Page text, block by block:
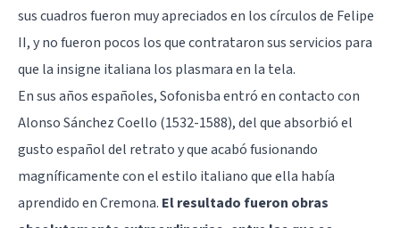
sus cuadros fueron muy apreciados en los círculos de Felipe
II, y no fueron pocos los que contrataron sus servicios para
que la insigne italiana los plasmara en la tela.
En sus años españoles, Sofonisba entró en contacto con
Alonso Sánchez Coello (1532-1588), del que absorbió el
gusto español del retrato y que acabó fusionando
magníficamente con el estilo italiano que ella había
aprendido en Cremona. El resultado fueron obras